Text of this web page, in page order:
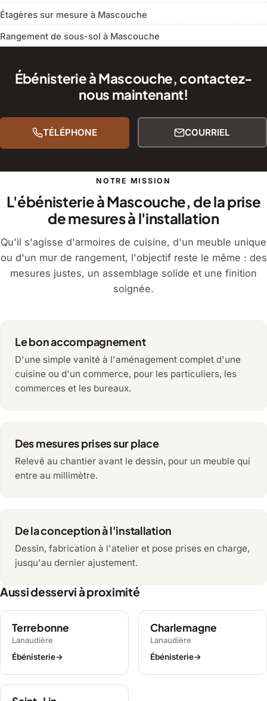
Étagères sur mesure à Mascouche
Rangement de sous-sol à Mascouche
Ébénisterie à Mascouche, contactez-
nous maintenant!
TÉLÉPHONE COURRIEL
NOTRE MISSION
L'ébénisterie à Mascouche, de la prise
de mesures à l'installation
Qu'il s'agisse d'armoires de cuisine, d'un meuble unique
ou d'un mur de rangement, l'objectif reste le même : des
mesures justes, un assemblage solide et une finition
soignée.
Le bon accompagnement
D'une simple vanité à l'aménagement complet d'une
cuisine ou d'un commerce, pour les particuliers, les
commerces et les bureaux.
Des mesures prises sur place
Relevé au chantier avant le dessin, pour un meuble qui
entre au millimètre.
De la conception à l'installation
Dessin, fabrication à l'atelier et pose prises en charge,
jusqu'au dernier ajustement.
Aussi desservi à proximité
Terrebonne
Lanaudière
Ébénisterie→
Charlemagne
Lanaudière
Ébénisterie→